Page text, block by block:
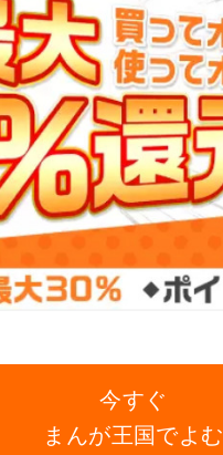
今すぐ
まんが王国でよむ